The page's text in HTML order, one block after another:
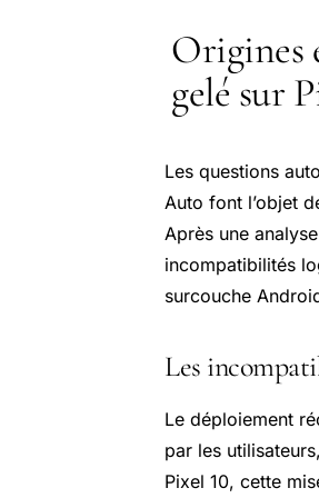
Origines
gelé sur
Les questions
Auto font l’objet
Après une
incompatibilités
surcouche
Les
Le déploiement
par les
Pixel 10, cette